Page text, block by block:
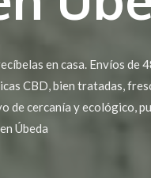
en casa. Envíos de
CBD, bien tratadas,
de cercanía y ecológico,
Úbeda